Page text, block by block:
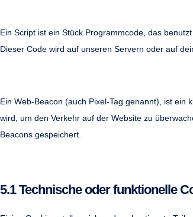
Ein Script ist ein Stück Programmcode, das
Dieser Code wird auf unseren Servern oder auf
Ein Web-Beacon (auch Pixel-Tag genannt), ist ein
wird, um den Verkehr auf der Website zu
Beacons gespeichert.
5.1 Technische oder funktionelle